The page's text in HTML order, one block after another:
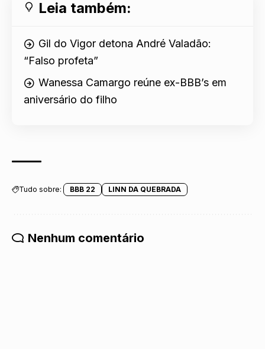
Leia também:
Gil do Vigor detona André Valadão:
“Falso profeta”
Wanessa Camargo reúne ex-BBB’s em
aniversário do filho
Tudo sobre: BBB 22 LINN DA QUEBRADA
Nenhum comentário